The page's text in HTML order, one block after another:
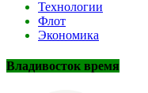
Технологии
Флот
Экономика
Владивосток время